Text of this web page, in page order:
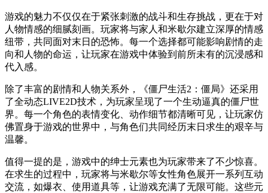
游戏的魅力不仅仅在于紧张刺激的战斗和生存挑战，更在于对
人物情感的细腻刻画。玩家将与家人和米歇尔建立深厚的情感
纽带，共同面对末日的恐怖。每一个选择都可能影响剧情的走
向和人物的命运，让玩家在游戏中体验到前所未有的沉浸感和
代入感。
除了丰富的剧情和人物关系外，《僵尸生活2：僵局》还采用
了全动态LIVE2D技术，为玩家呈现了一个生动逼真的僵尸世
界。每一个角色的表情变化、动作细节都清晰可见，让玩家仿
佛置身于游戏的世界中，与角色们共同经历末日求生的艰辛与
温馨。
值得一提的是，游戏中的绅士元素也为玩家带来了不少惊喜。
在求生的过程中，玩家将与米歇尔等女性角色展开一系列互动
交流，如爆衣、使用道具等，让游戏充满了无限可能。这些元